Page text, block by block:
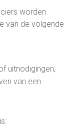
worden
van de volgende
uitnodigingen;
van een